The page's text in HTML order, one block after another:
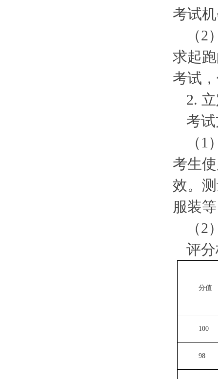
考试
（
求起
考试
2.
考
（
考生
效。
服装
（
评
分值
100
98